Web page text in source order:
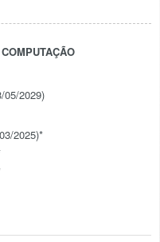
05/2029)
2025)*